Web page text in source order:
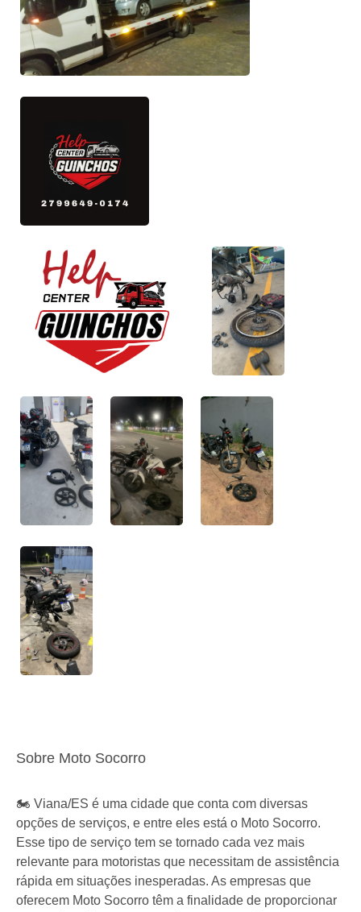
Sobre Moto Socorro
🏍️ Viana/ES é uma cidade que conta com diversas
opções de serviços, e entre eles está o Moto Socorro.
Esse tipo de serviço tem se tornado cada vez mais
relevante para motoristas que necessitam de assistência
rápida em situações inesperadas. As empresas que
oferecem Moto Socorro têm a finalidade de proporcionar